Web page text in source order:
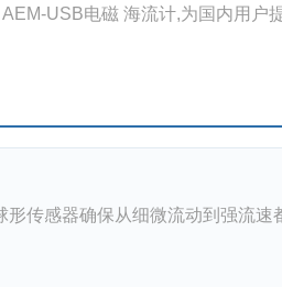
USB电磁 海流计,为国内用户
形传感器确保从细微流动到强流速